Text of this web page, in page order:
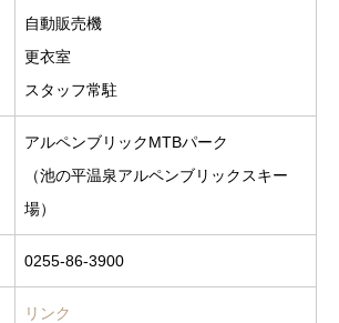
自動販売機
更衣室
スタッフ常駐
アルペンブリックMTBパーク
（池の平温泉アルペンブリックスキー
場）
0255-86-3900
リンク